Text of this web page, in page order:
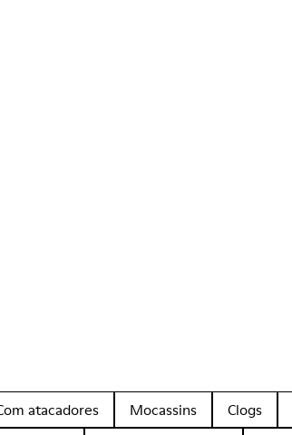
atacadores Mocassins Clogs